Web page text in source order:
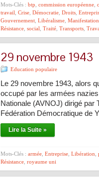
Mots-Clés : btp commission européenne
travail Crise Démocratie Droits
Gouvernement Libéralisme Manifestation
Résistance social Traité Transports
29 novembre 1943
Education populaire
Le 29 novembre 1943, alors
occupé par les armées
Nationale (AVNOJ) dirigé par
Fédération Démocratique de
Lire la Suite »
Mots-Clés : armée Entreprise Libération
Résistance royaume uni